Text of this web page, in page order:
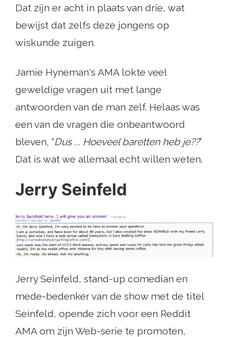
Dat zijn er acht in plaats van drie, wat
bewijst dat zelfs deze jongens op
wiskunde zuigen.
Jamie Hyneman's AMA lokte veel
geweldige vragen uit met lange
antwoorden van de man zelf. Helaas was
een van de vragen die onbeantwoord
bleven, “Dus ... Hoeveel baretten heb je??”
Dat is wat we allemaal echt willen weten.
Jerry Seinfeld
Jerry Seinfeld, stand-up comedian en
mede-bedenker van de show met de titel
Seinfeld, opende zich voor een Reddit
AMA om zijn Web-serie te promoten,